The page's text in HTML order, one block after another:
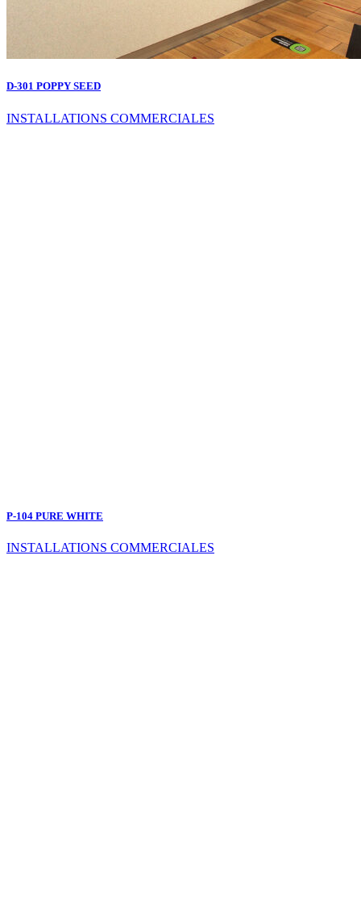
D-301 POPPY SEED
INSTALLATIONS COMMERCIALES
P-104 PURE WHITE
INSTALLATIONS COMMERCIALES